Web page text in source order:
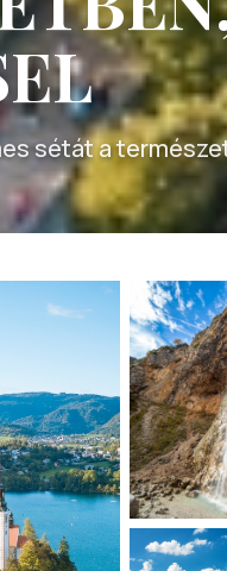
sétát a